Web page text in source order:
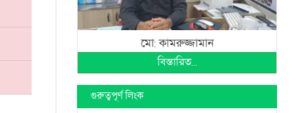
মো: কামরুজ্জামান
বিস্তারিত...
গুরুত্বপূর্ণ লিংক